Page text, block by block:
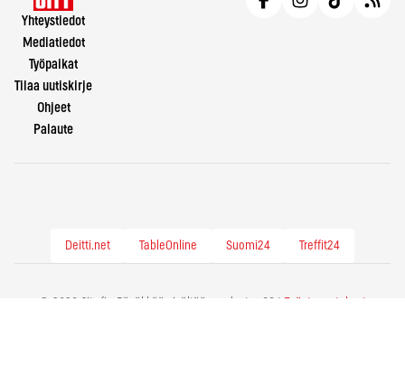
Yhteystiedot
Mediatiedot
Työpaikat
Tilaa uutiskirje
Ohjeet
Palaute
Deitti.net TableOnline Suomi24 Treffit24